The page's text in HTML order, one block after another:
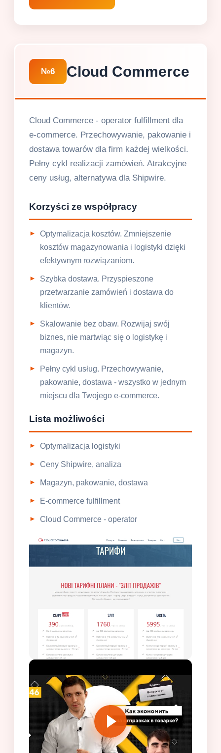
№6 Cloud Commerce
Cloud Commerce - operator fulfillment dla
e-commerce. Przechowywanie, pakowanie i
dostawa towarów dla firm każdej wielkości.
Pełny cykl realizacji zamówień. Atrakcyjne
ceny usług, alternatywa dla Shipwire.
Korzyści ze współpracy
Optymalizacja kosztów. Zmniejszenie
kosztów magazynowania i logistyki dzięki
efektywnym rozwiązaniom.
Szybka dostawa. Przyspieszone
przetwarzanie zamówień i dostawa do
klientów.
Skalowanie bez obaw. Rozwijaj swój
biznes, nie martwiąc się o logistykę i
magazyn.
Pełny cykl usług. Przechowywanie,
pakowanie, dostawa - wszystko w jednym
miejscu dla Twojego e-commerce.
Lista możliwości
Optymalizacja logistyki
Ceny Shipwire, analiza
Magazyn, pakowanie, dostawa
E-commerce fulfillment
Cloud Commerce - operator